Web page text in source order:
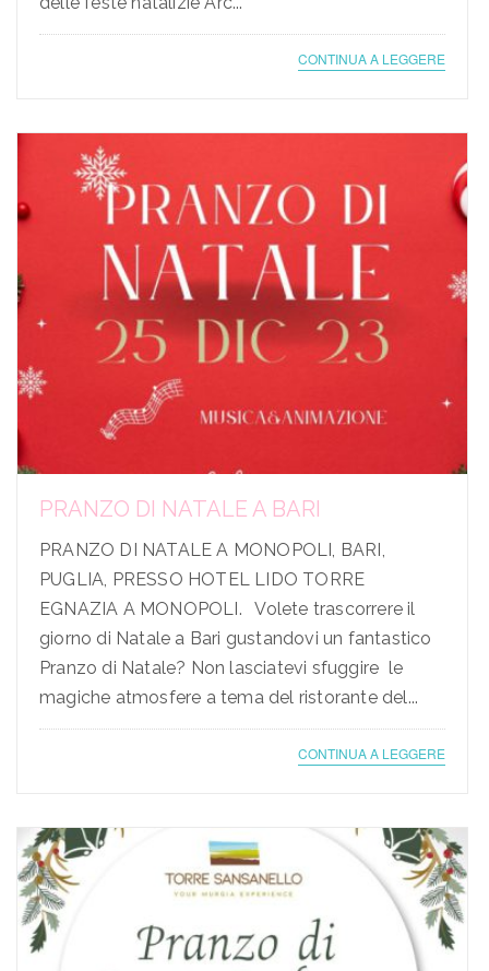
CONTINUA A LEGGERE
PRANZO DI NATALE A BARI
PRANZO DI NATALE A MONOPOLI, BARI,
PUGLIA, PRESSO HOTEL LIDO TORRE
EGNAZIA A MONOPOLI. Volete trascorrere il
giorno di Natale a Bari gustandovi un fantastico
Pranzo di Natale? Non lasciatevi sfuggire le
magiche atmosfere a tema del ristorante del...
CONTINUA A LEGGERE